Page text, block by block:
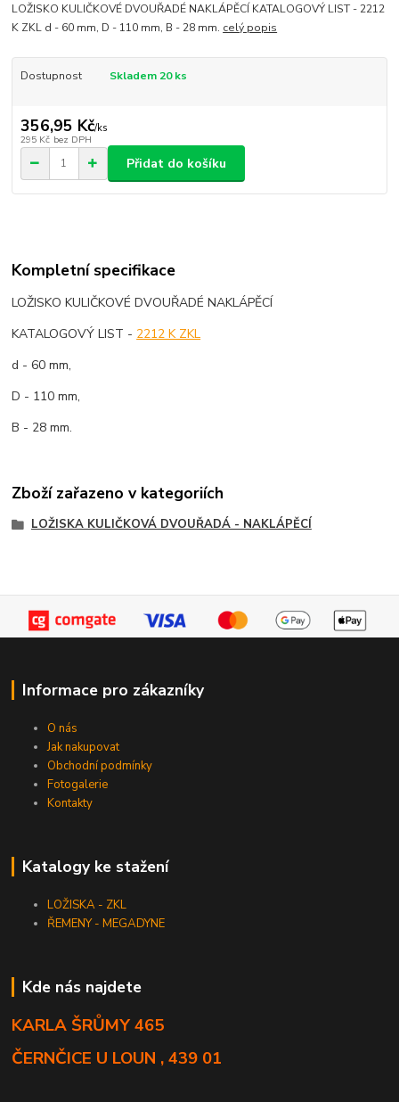
LOŽISKO KULIČKOVÉ DVOUŘADÉ NAKLÁPĚCÍ KATALOGOVÝ LIST - 2212
K ZKL d - 60 mm, D - 110 mm, B - 28 mm. celý popis
Dostupnost Skladem 20 ks
356,95 Kč/ks
295 Kč bez DPH
Přidat do košíku
Kompletní specifikace
LOŽISKO KULIČKOVÉ DVOUŘADÉ NAKLÁPĚCÍ
KATALOGOVÝ LIST - 2212 K ZKL
d - 60 mm,
D - 110 mm,
B - 28 mm.
Zboží zařazeno v kategoriích
LOŽISKA KULIČKOVÁ DVOUŘADÁ - NAKLÁPĚCÍ
Informace pro zákazníky
O nás
Jak nakupovat
Obchodní podmínky
Fotogalerie
Kontakty
Katalogy ke stažení
LOŽISKA - ZKL
ŘEMENY - MEGADYNE
Kde nás najdete
KARLA ŠRŮMY 465
ČERNČICE U LOUN , 439 01